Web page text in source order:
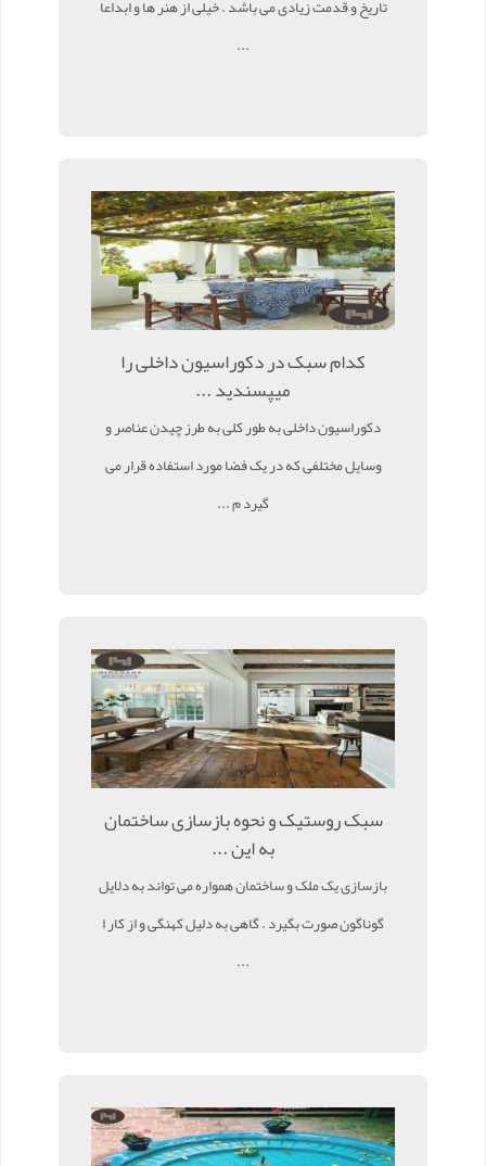
تاریخ و قدمت زیادی می باشد . خیلی از هنر ها و ابداعا
...
کدام سبک در دکوراسیون داخلی را
میپسندید ...
دکوراسیون داخلی به طور کلی به طرز چیدن عناصر و
وسایل مختلفی که در یک فضا مورد استفاده قرار می
گیرد م ...
سبک روستیک و نحوه بازسازی ساختمان
به این ...
بازسازی یک ملک و ساختمان همواره می تواند به دلایل
گوناگون صورت بگیرد . گاهی به دلیل کهنگی و از کار ا
...